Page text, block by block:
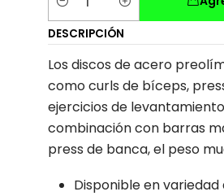
Cantidad
DESCRIPCIÓN
Los discos de acero
como curls de bíceps,
ejercicios de
combinación con barras
press de banca, el peso
Disponible en